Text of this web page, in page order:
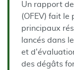
Un rapport
(OFEV) fait le
principaux
lancés dans
et
des dégâts